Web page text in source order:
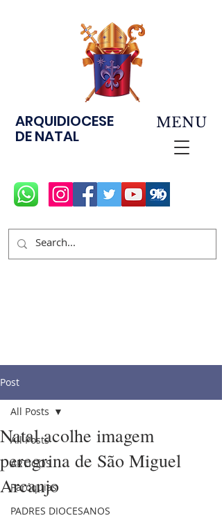
ARQUIDIOCESE
DE NATAL
MENU
Post
All Posts
ARTIGOS
Paróquias
PADRES DIOCESANOS
All Posts
Natal acolhe imagem
peregrina de São Miguel
Arcanjo